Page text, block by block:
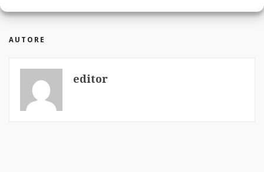
AUTORE
editor